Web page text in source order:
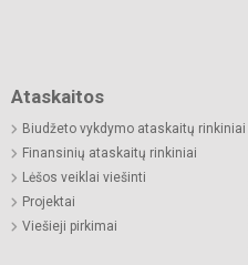
Ataskaitos
Biudžeto vykdymo ataskaitų rinkiniai
Finansinių ataskaitų rinkiniai
Lėšos veiklai viešinti
Projektai
Viešieji pirkimai